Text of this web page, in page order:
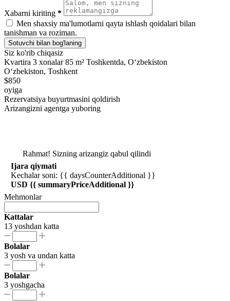
Xabarni kiriting *
Men shaxsiy ma'lumotlarni qayta ishlash qoidalari bilan
tanishman va roziman.
Sotuvchi bilan bog'laning
Siz ko'rib chiqasiz
Kvartira 3 xonalar 85 m² Toshkentda, Oʻzbekiston
Oʻzbekiston, Toshkent
$850
oyiga
Rezervatsiya buyurtmasini qoldirish
Arizangizni agentga yuboring
Rahmat! Sizning arizangiz qabul qilindi
Ijara qiymati
Kechalar soni: {{ daysCounterAdditional }}
USD {{ summaryPriceAdditional }}
Mehmonlar
Kattalar
13 yoshdan katta
Bolalar
3 yosh va undan katta
Bolalar
3 yoshgacha